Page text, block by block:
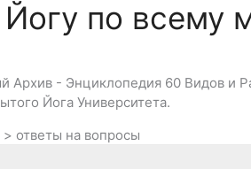
по всему
Архив - Энциклопедия 60 Видов и
Йога Университета.
ответы на вопросы